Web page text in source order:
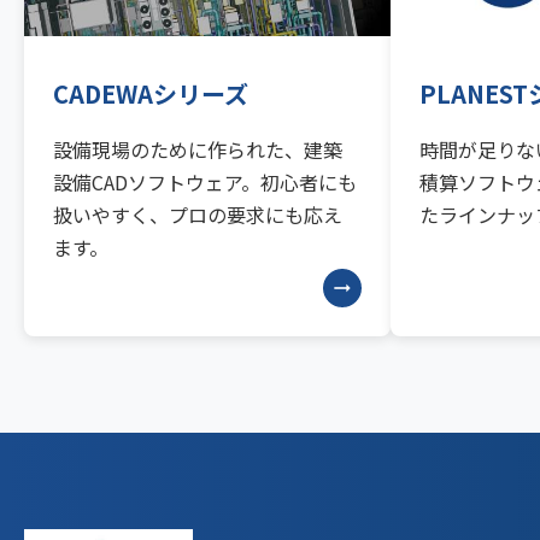
CADEWAシリーズ
設備現場のために作られた、建築
設備CADソフトウェア。初心者にも
扱いやすく、プロの要求にも応え
ます。
arrow_right_alt
PLANEST
時間が足り
積算ソフト
たラインナ